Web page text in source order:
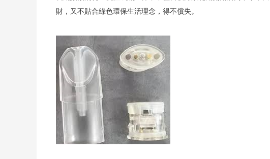
財，又不貼合綠色環保生活理念，得不償失。